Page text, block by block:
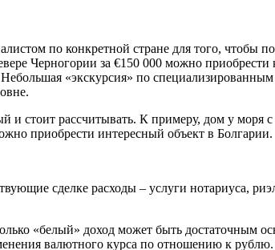
по конкретной стране для того, чтобы
Черногории за €150 000 можно приобрести
«экскурсия» по специализированным
и стоит рассчитывать. К примеру, дом у моря
приобрести интересный объект в Болгарии.
сделке расходы – услуги нотариуса,
«белый» доход может быть достаточным
валютного курса по отношению к рублю.